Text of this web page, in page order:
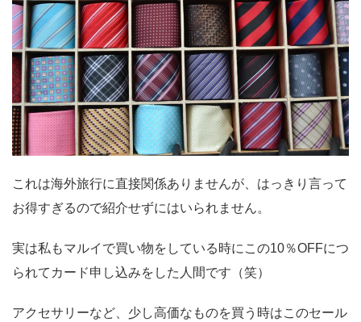
これは海外旅行に直接関係ありませんが、はっきり言って
お得すぎるので紹介せずにはいられません。
実は私もマルイで買い物をしている時にこの10％OFFにつ
られてカード申し込みをした人間です（笑）
アクセサリーなど、少し高価なものを買う時はこのセール